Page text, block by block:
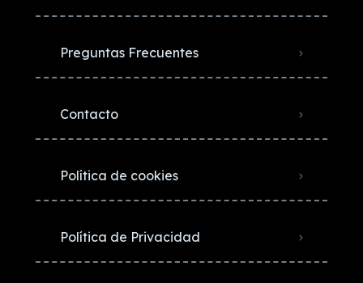
Preguntas Frecuentes
Contacto
Política de cookies
Política de Privacidad